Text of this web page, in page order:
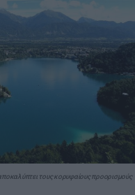
τους κορυφαίους προορισμούς